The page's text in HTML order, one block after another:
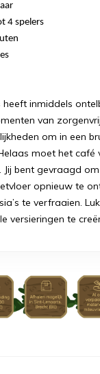
4 spelers
inmiddels
van
om in een
moet het café
Jij bent gevraagd
opnieuw te
te verfraaien.
versieringen te